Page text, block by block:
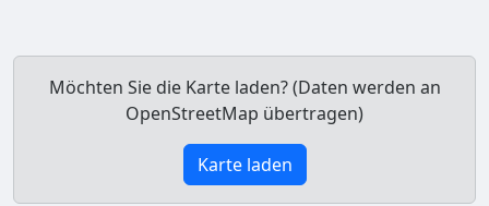
Möchten Sie die Karte laden? (Daten werden an
OpenStreetMap übertragen)
Karte laden